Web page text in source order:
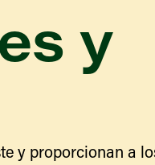
Uso de SNAP y
y
y proporcionan a